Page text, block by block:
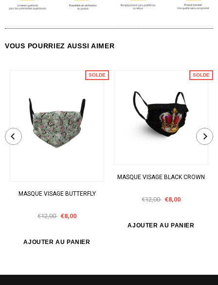
VOUS POURRIEZ AUSSI AIMER
SOLDE
MASQUE VISAGE BUTTERFLY
€12,00 €8,00
SOLDE
MASQUE VISAGE BLACK CROWN
€12,00 €8,00